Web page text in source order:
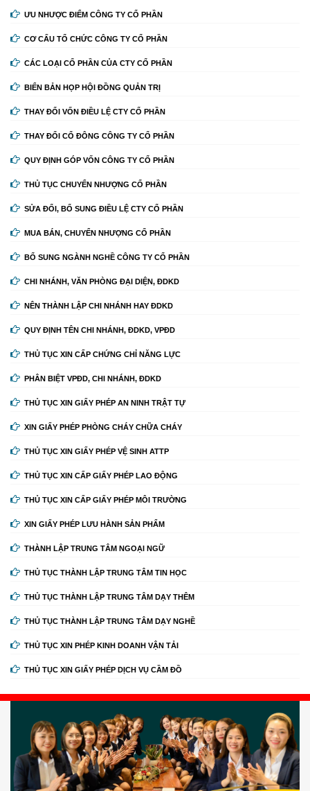
ƯU NHƯỢC ĐIỂM CÔNG TY CỔ PHẦN
CƠ CẤU TỔ CHỨC CÔNG TY CỔ PHẦN
CÁC LOẠI CỔ PHẦN CỦA CTY CỔ PHẦN
BIỂN BẢN HỌP HỘI ĐỒNG QUẢN TRỊ
THAY ĐỔI VỐN ĐIỀU LỆ CTY CỔ PHẦN
THAY ĐỔI CỔ ĐÔNG CÔNG TY CỔ PHẦN
QUY ĐỊNH GÓP VỐN CÔNG TY CỔ PHẦN
THỦ TỤC CHUYỂN NHƯỢNG CỔ PHẦN
SỬA ĐỔI, BỔ SUNG ĐIỀU LỆ CTY CỔ PHẦN
MUA BÁN, CHUYỂN NHƯỢNG CỔ PHẦN
BỔ SUNG NGÀNH NGHỀ CÔNG TY CỔ PHẦN
CHI NHÁNH, VĂN PHÒNG ĐẠI DIỆN, ĐDKD
NÊN THÀNH LẬP CHI NHÁNH HAY ĐDKD
QUY ĐỊNH TÊN CHI NHÁNH, ĐDKD, VPĐD
THỦ TỤC XIN CẤP CHỨNG CHỈ NĂNG LỰC
PHÂN BIỆT VPĐD, CHI NHÁNH, ĐDKD
THỦ TỤC XIN GIẤY PHÉP AN NINH TRẬT TỰ
XIN GIẤY PHÉP PHÒNG CHÁY CHỮA CHÁY
THỦ TỤC XIN GIẤY PHÉP VỆ SINH ATTP
THỦ TỤC XIN CẤP GIẤY PHÉP LAO ĐỘNG
THỦ TỤC XIN CẤP GIẤY PHÉP MÔI TRƯỜNG
XIN GIẤY PHÉP LƯU HÀNH SẢN PHẨM
THÀNH LẬP TRUNG TÂM NGOẠI NGỮ
THỦ TỤC THÀNH LẬP TRUNG TÂM TIN HỌC
THỦ TỤC THÀNH LẬP TRUNG TÂM DẠY THÊM
THỦ TỤC THÀNH LẬP TRUNG TÂM DẠY NGHỀ
THỦ TỤC XIN PHÉP KINH DOANH VẬN TẢI
THỦ TỤC XIN GIẤY PHÉP DỊCH VỤ CẦM ĐỒ